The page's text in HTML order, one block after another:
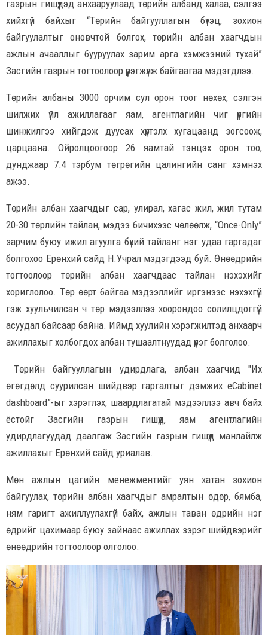
газрын гишүүдэд анхааруулаад төрийн албанд халаа, сэлгээ
хийхгүй байхыг “Төрийн байгууллагын бүтэц, зохион
байгуулалтыг оновчтой болгох, төрийн албан хаагчдын
ажлын ачааллыг бууруулах зарим арга хэмжээний тухай”
Засгийн газрын тогтоолоор үүрэгжүүлж байгаагаа мэдэгдлээ.
Төрийн албаны 3000 орчим сул орон тоог нөхөх, сэлгэн
шилжих үйл ажиллагааг яам, агентлагийн чиг үүргийн
шинжилгээ хийгдэж дуусах хүртэлх хугацаанд зогсоож,
царцаана. Ойролцоогоор 26 яамтай тэнцэх орон тоо,
дунджаар 7.4 тэрбум төгрөгийн цалингийн санг хэмнэх
ажээ.
Төрийн албан хаагчдыг сар, улирал, хагас жил, жил тутам
20-30 төрлийн тайлан, мэдээ бичихээс чөлөөлж, “Once-Only”
зарчим буюу ижил агуулга бүхий тайланг нэг удаа гаргадаг
болгохоо Ерөнхий сайд Н.Учрал мэдэгдээд буй. Өнөөдрийн
тогтоолоор төрийн албан хаагчдаас тайлан нэхэхийг
хориглолоо. Төр өөрт байгаа мэдээллийг иргэнээс нэхэхгүй
гэж хуульчилсан ч төр мэдээллээ хоорондоо солилцдоггүй
асуудал байсаар байна. Иймд хуулийн хэрэгжилтэд анхаарч
ажиллахыг холбогдох албан тушаалтнуудад үүрэг болголоо.
Төрийн байгууллагын удирдлага, албан хаагчид "Их
өгөгдөлд суурилсан шийдвэр гаргалтыг дэмжих eCabinet
dashboard”-ыг хэрэглэх, шаардлагатай мэдээллээ авч байх
ёстойг Засгийн газрын гишүүд, яам агентлагийн
удирдлагуудад даалгаж Засгийн газрын гишүүд манлайлж
ажиллахыг Ерөнхий сайд уриалав.
Мөн ажлын цагийн менежментийг уян хатан зохион
байгуулах, төрийн албан хаагчдыг амралтын өдөр, бямба,
ням гаригт ажиллуулахгүй байх, ажлын таван өдрийн нэг
өдрийг цахимаар буюу зайнаас ажиллах зэрэг шийдвэрийг
өнөөдрийн тогтоолоор олголоо.